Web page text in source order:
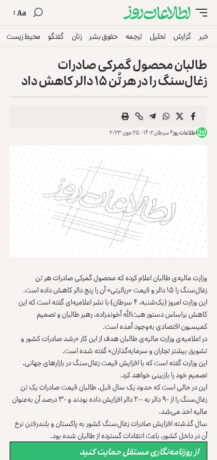
Aa
خبر گزارش تحلیل ترجمه حقوق بشر زنان گفتگو محیط زیست
طالبان محصول گمرکی صادرات
زغال‌سنگ را در هر تُن ۱۵ دالر کاهش داد
اطلاعات روز۴ سرطان ۱۴۰۲ - ۲۵ جون ۲۰۲۳
وزارت مالیه‌ی طالبان اعلام کرده که محصول گمرکی صادرات هر تن
زغال‌سنگ را ۱۵ دالر و قیمت «ریالیتی» آن را پنج دالر کاهش داده است.
این وزارت امروز (یک‌شنبه، ۴ سرطان) با نشر اعلامیه‌ای گفته است که این
کاهش براساس دستور هبت‌الله آخوندزاده، رهبر طالبان و تصمیم
کمیسیون اقتصادی به‌وجود آمده است.
در اعلامیه‌ی وزارت مالیه‌ی طالبان هدف از این کار «رشد صادرات کشور و
تشویق بیشتر تجاران و سرمایه‌گذاران» گفته شده است.
این وزارت گفته است که با افزایش قیمت زغال‌سنگ در بازارهای جهانی،
تصمیم خود را بازبینی خواهد کرد.
این در حالی است که حدود یک سال قبل، طالبان قیمت صادرات یک تن
زغال‌سنگ را از ۹۰ دالر به ۲۰۰ دالر افزایش داده بودند و ۳۰ درصد آن به‌عنوان
مالیه اخذ می‌شد.
سال گذشته افزایش صادرات زغال‌سنگ کشور به پاکستان و بلندرفتن نرخ
آن در داخل کشور، باعث انتقادات گسترده از طالبان شده بود.
از روزنامه‌نگاری مستقل حمایت کنید